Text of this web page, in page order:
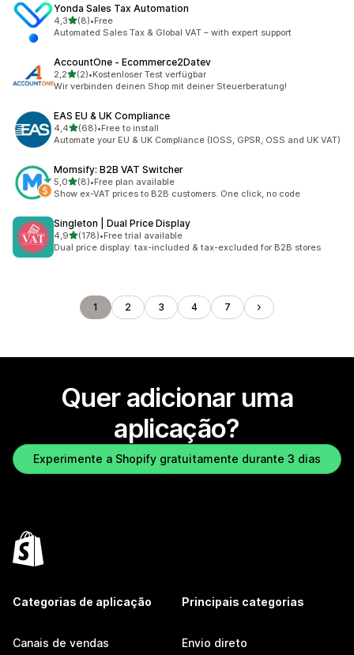
Yonda Sales Tax Automation
4,3de 5 estrelas
(8)
8 total de avaliações
•Free
Automated Sales Tax & Global VAT – with expert support
AccountOne ‑ Ecommerce2Datev
2,2de 5 estrelas
(2)
2 total de avaliações
•Kostenloser Test verfügbar
Wir verbinden deinen Shop mit deiner Steuerberatung!
EAS EU & UK Compliance
4,4de 5 estrelas
(68)
68 total de avaliações
•Free to install
Automate your EU & UK Compliance (IOSS, GPSR, OSS and UK VAT)
Momsify: B2B VAT Switcher
5,0de 5 estrelas
(8)
8 total de avaliações
•Free plan available
Show ex-VAT prices to B2B customers. One click, no code
Singleton | Dual Price Display
4,9de 5 estrelas
(178)
178 total de avaliações
•Free trial available
Dual price display: tax-included & tax-excluded for B2B stores
1 2 3 4 7
Quer adicionar uma
aplicação?
Experimente a Shopify gratuitamente durante 3 dias
Categorias de aplicação
Canais de vendas
Principais categorias
Envio direto